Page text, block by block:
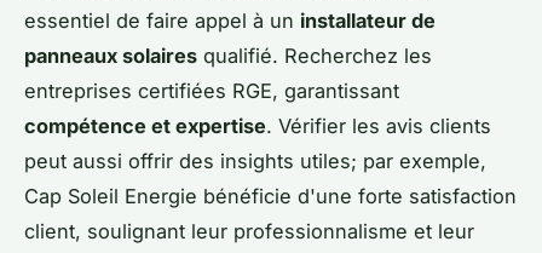
essentiel de faire appel à un installateur de
panneaux solaires qualifié. Recherchez les
entreprises certifiées RGE, garantissant
compétence et expertise. Vérifier les avis clients
peut aussi offrir des insights utiles; par exemple,
Cap Soleil Energie bénéficie d'une forte satisfaction
client, soulignant leur professionnalisme et leur